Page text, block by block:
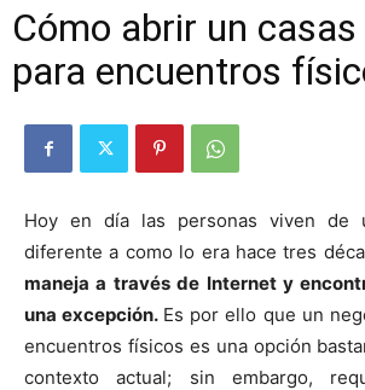
Cómo abrir un
para encuentros
Hoy en día las personas viven de
diferente a como lo era hace tres
maneja a través de Internet y
una excepción. Es por ello que un
encuentros físicos es una opción
contexto actual; sin embargo,